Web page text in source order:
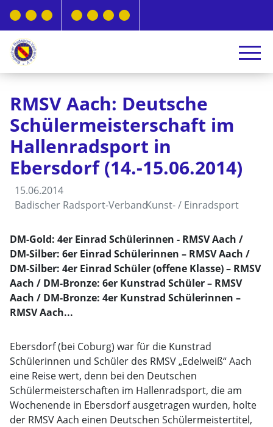
RMSV Aach: Deutsche
Schülermeisterschaft im
Hallenradsport in
Ebersdorf (14.-15.06.2014)
15.06.2014
Badischer Radsport-VerbandKunst- / Einradsport
DM-Gold: 4er Einrad Schülerinnen - RMSV Aach /
DM-Silber: 6er Einrad Schülerinnen – RMSV Aach /
DM-Silber: 4er Einrad Schüler (offene Klasse) – RMSV
Aach / DM-Bronze: 6er Kunstrad Schüler – RMSV
Aach / DM-Bronze: 4er Kunstrad Schülerinnen –
RMSV Aach...
Ebersdorf (bei Coburg) war für die Kunstrad
Schülerinnen und Schüler des RMSV „Edelweiß“ Aach
eine Reise wert, denn bei den Deutschen
Schülermeisterschaften im Hallenradsport, die am
Wochenende in Ebersdorf ausgetragen wurden, holte
der RMSV Aach einen Deutschen Schülermeistertitel,